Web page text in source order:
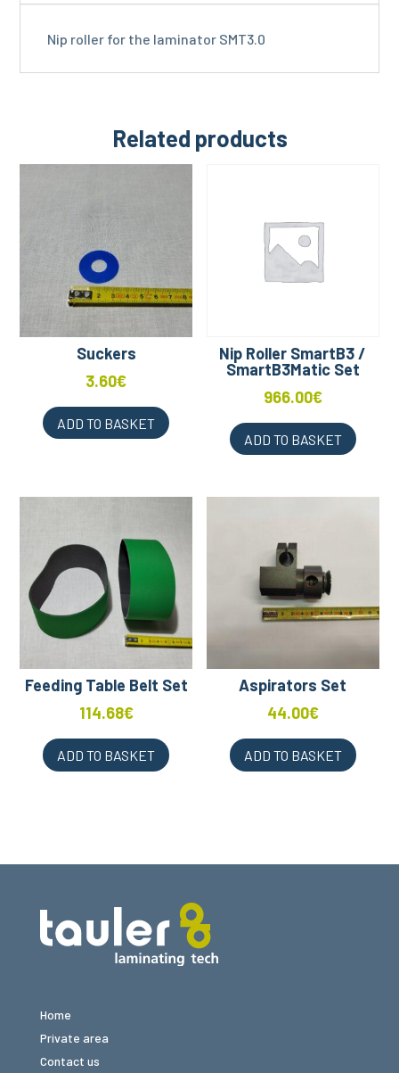
Nip roller for the laminator SMT3.0
Related products
Suckers
3.60€
ADD TO BASKET
Nip Roller SmartB3 /
SmartB3Matic Set
966.00€
ADD TO BASKET
Feeding Table Belt Set
114.68€
ADD TO BASKET
Aspirators Set
44.00€
ADD TO BASKET
Home
Private area
Contact us